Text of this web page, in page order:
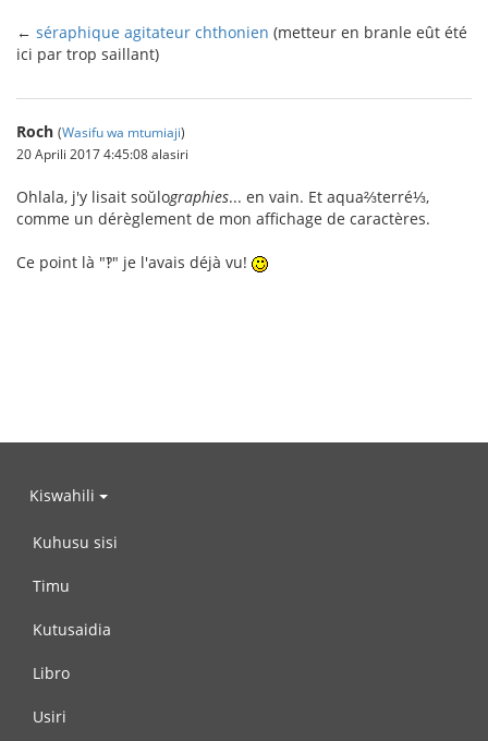
← séraphique agitateur chthonien (metteur en branle eût été
ici par trop saillant)
Roch (Wasifu wa mtumiaji)
20 Aprili 2017 4:45:08 alasiri
Ohlala, j'y lisait soŭlographies... en vain. Et aqua⅔terré⅓,
comme un dérèglement de mon affichage de caractères.
Ce point là "‽" je l'avais déjà vu!
Kiswahili
Kuhusu sisi
Timu
Kutusaidia
Libro
Usiri